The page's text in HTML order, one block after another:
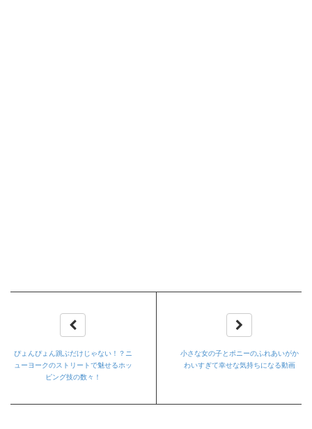
ぴょんぴょん跳ぶだけじゃない！？ニ
ューヨークのストリートで魅せるホッ
ピング技の数々！
小さな女の子とポニーのふれあいがか
わいすぎて幸せな気持ちになる動画